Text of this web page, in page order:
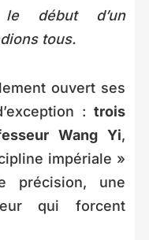
le début d’un
tous.
ouvert ses
: trois
Wang Yi,
impériale »
précision, une
qui forcent